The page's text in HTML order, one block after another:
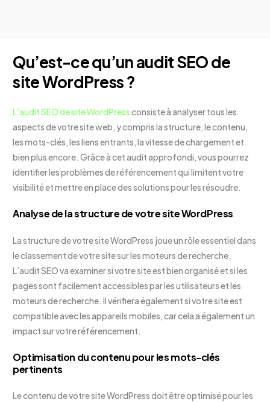
Qu’est-ce qu’un audit SEO de
site WordPress ?
L’audit SEO de site WordPressconsiste à analyser tous les
aspects de votre site web, y compris la structure, le contenu,
les mots-clés, les liens entrants, la vitesse de chargement et
bien plus encore. Grâce à cet audit approfondi, vous pourrez
identifier les problèmes de référencement qui limitent votre
visibilité et mettre en place des solutions pour les résoudre.
Analyse de la structure de votre site WordPress
La structure de votre site WordPress joue un rôle essentiel dans
le classement de votre site sur les moteurs de recherche.
L’audit SEO va examiner si votre site est bien organisé et si les
pages sont facilement accessibles par les utilisateurs et les
moteurs de recherche. Il vérifiera également si votre site est
compatible avec les appareils mobiles, car cela a également un
impact sur votre référencement.
Optimisation du contenu pour les mots-clés
pertinents
Le contenu de votre site WordPress doit être optimisé pour les